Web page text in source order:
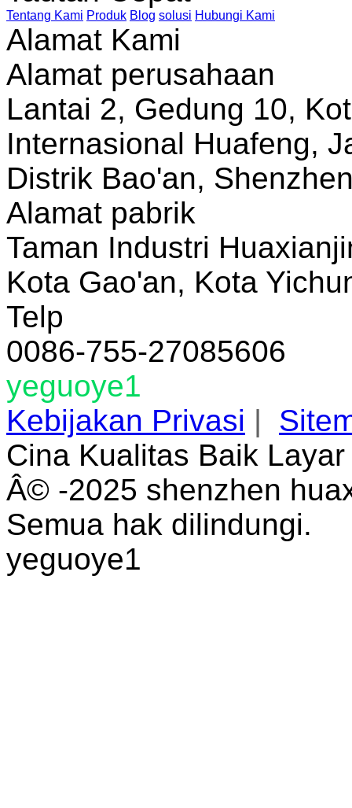
Tentang Kami Produk Blog solusi Hubungi Kami
Alamat Kami
Alamat perusahaan
Lantai 2, Gedung 10,
Internasional Huafeng,
Distrik Bao'an,
Alamat pabrik
Taman Industri
Kota Gao'an, Kota
Telp
0086-755-27085606
yeguoye1
Kebijakan Privasi |
Cina Kualitas Baik
Â© -2025 shenzhen
Semua hak dilindungi.
yeguoye1